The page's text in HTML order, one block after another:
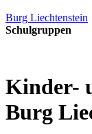
Burg Liechtenstein
Schulgruppen
Kinder-
Burg